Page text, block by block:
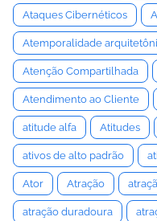
Ataques Cibernéticos
Atemporalidade
Atenção Compartilhada
Atendimento ao Cliente
atitude alfa Atitudes
ativos de alto padrão
Ator Atração
atração duradoura